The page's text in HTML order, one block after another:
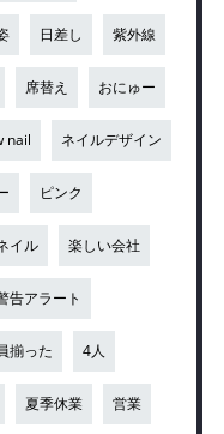
日差し 紫外線
席替え おにゅー
nail ネイルデザイン
ピンク
イル 楽しい会社
告アラート
揃った 4人
夏季休業 営業